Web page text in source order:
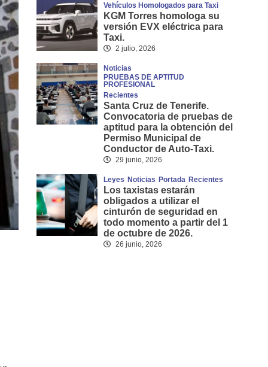
Vehículos Homologados para Taxi
KGM Torres homologa su
versión EVX eléctrica para
Taxi.
2 julio, 2026
Noticias
PRUEBAS DE APTITUD
PROFESIONAL
Recientes
Santa Cruz de Tenerife.
Convocatoria de pruebas de
aptitud para la obtención del
Permiso Municipal de
Conductor de Auto-Taxi.
29 junio, 2026
Leyes Noticias Portada Recientes
Los taxistas estarán
obligados a utilizar el
cinturón de seguridad en
todo momento a partir del 1
de octubre de 2026.
26 junio, 2026